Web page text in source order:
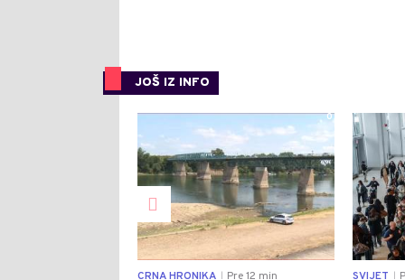
JOŠ IZ INFO
0
CRNA HRONIKA Pre 12 min SVIJET